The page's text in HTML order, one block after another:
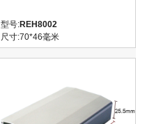
型号:REH8002
尺寸:70*46毫米